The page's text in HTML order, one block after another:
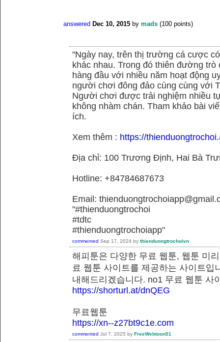
answered Dec 10, 2015 by mads (100 points)
"Ngày nay, trên thị trường cá cược
khác nhau. Trong đó thiên đường
hàng đầu với nhiều năm hoạt động
người chơi đông đảo cùng cùng với
Người chơi được trải nghiệm nhiều
không nhàm chán. Tham khảo bài
ích.
Xem thêm : https://
Địa chỉ: 100 Trương Định, Hai Bà
Hotline: +84784687673
Email:
"#thienduongtrochoi
#tdtc
#thienduongtrochoiapp"
commented Sep 17, 2024 by thienduongtrochoivn
해피툰은 다양한 무료 웹툰, 웹툰 미
료 웹툰 사이트를 제공하는 사이트
내해드리겠습니다. no1 무료 웹
https://shorturl.at/dnQEG
무료웹툰
https://xn--z27bt9c1e.com
commented Jul 7, 2025 by FreeWebtoon51